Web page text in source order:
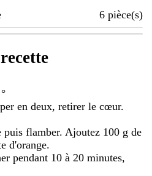
6 pièce(s)
en deux, retirer le cœur.
flamber. Ajoutez 100 g de
d'orange.
pendant 10 à 20 minutes,